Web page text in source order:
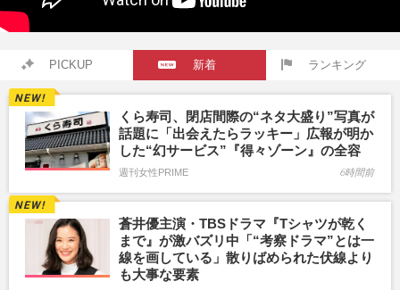
PICKUP 新着 ランキング
くら寿司、閉店間際の“ネタ大盛り”写真が
話題に「出会えたらラッキー」広報が明か
した“幻サービス”『得々ゾーン』の全容
週刊女性PRIME 6時間前
蒼井優主演・TBSドラマ『Tシャツが乾く
まで』が激バズリ中「“考察ドラマ”とは一
線を画している」散りばめられた伏線より
も大事な要素